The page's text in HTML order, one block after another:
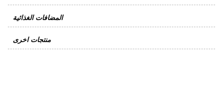
المضافات الغذائية
منتجات اخرى